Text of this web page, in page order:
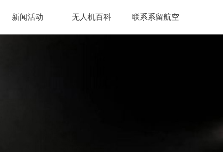
新闻活动 无人机百科 联系系留航空